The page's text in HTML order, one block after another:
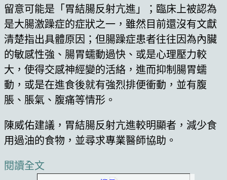
留意可能是「胃結腸反射亢進」；臨床上被認為
是大腸激躁症的症狀之一，雖然目前還沒有文獻
清楚指出具體原因；但腸躁症患者往往因為內臟
的敏感性強、腸胃蠕動過快、或是心理壓力較
大，使得交感神經變的活絡，進而抑制腸胃蠕
動，或是在進食後就有強烈排便衝動，並有腹
脹、脹氣、腹痛等情形。
陳威佑建議，胃結腸反射亢進較明顯者，減少食
用過油的食物，並尋求專業醫師協助。
閱讀全文